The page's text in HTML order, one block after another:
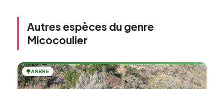
Autres espèces du genre
Micocoulier
🌳ARBRE